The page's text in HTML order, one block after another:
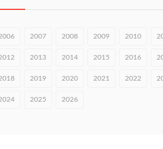
оперштаба
В Чкаловске спустили на воду «Метеор-
2007 2008 2009 2010
2013 2014 2015 2016
2019 2020 2021 2022
2025 2026